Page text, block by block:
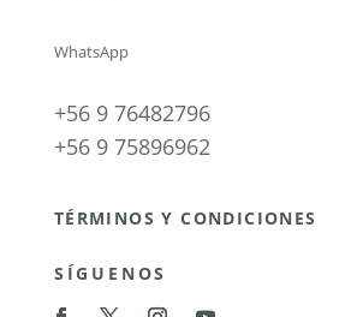
WhatsApp
+56 9 76482796
+56 9 75896962
TÉRMINOS Y CONDICIONES
SÍGUENOS